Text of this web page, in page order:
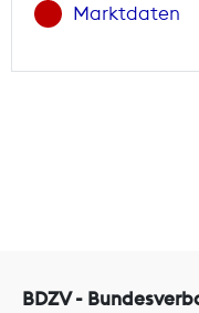
Marktdaten
BDZV -